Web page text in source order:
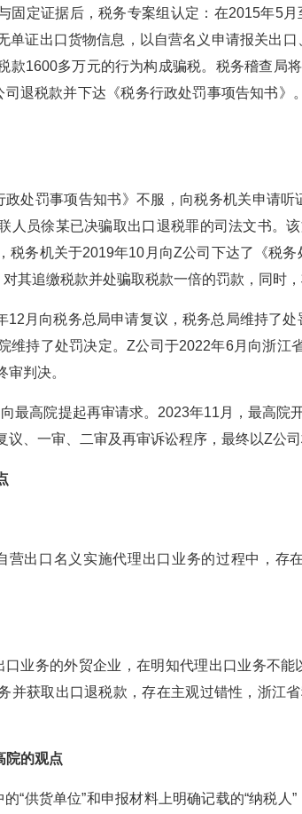
固定证据后，税务专案组认定：在2015年5
单证出口货物信息，以自营名义申请报关出
款1600多万元的行为构成骗税。税务稽查局
司退税款并下达《税务行政处罚事项告知书
政处罚事项告知书》不服，向税务机关申请
人员徐某已决骗取出口退税罪的司法文书。
税务机关于2019年10月向Z公司下达了《税
其追缴税款并处骗取税款一倍的罚款，同时，
12月向税务总局申请复议，税务总局维持了
维持了处罚决定。Z公司于2022年6月向浙江
判决。
最高院提起再审请求。2023年11月，最高院
议、一审、二审及再审诉讼程序，最终以Z公司
营出口名义实施代理出口业务的过程中，存
口业务的外贸企业，在明知代理出口业务不
并获取出口退税款，存在主观过错性，浙江
院的观点
“供货单位”和申报材料上明确记载的“纳税人